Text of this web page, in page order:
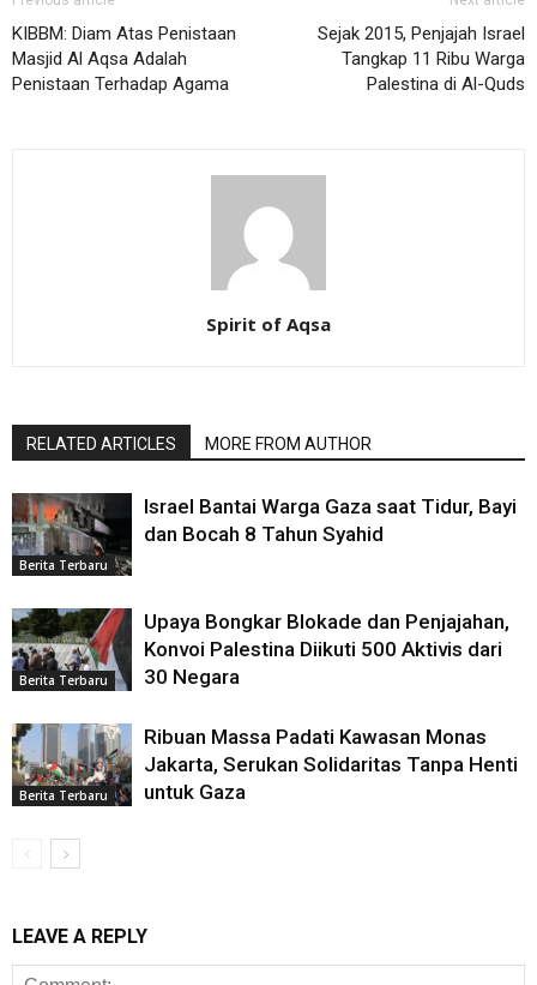
KIBBM: Diam Atas Penistaan
Masjid Al Aqsa Adalah
Penistaan Terhadap Agama
Sejak 2015, Penjajah Israel
Tangkap 11 Ribu Warga
Palestina di Al-Quds
Spirit of Aqsa
RELATED ARTICLES MORE FROM AUTHOR
Berita Terbaru
Israel Bantai Warga Gaza saat Tidur, Bayi
dan Bocah 8 Tahun Syahid
Berita Terbaru
Upaya Bongkar Blokade dan Penjajahan,
Konvoi Palestina Diikuti 500 Aktivis dari
30 Negara
Berita Terbaru
Ribuan Massa Padati Kawasan Monas
Jakarta, Serukan Solidaritas Tanpa Henti
untuk Gaza
LEAVE A REPLY